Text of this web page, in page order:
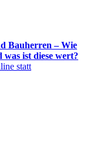
Bauherren – Wie
was ist diese wert?
statt